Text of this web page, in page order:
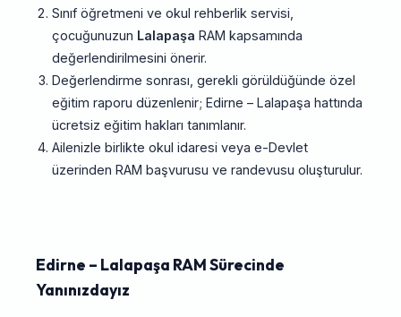
Sınıf öğretmeni ve okul rehberlik servisi,
çocuğunuzun Lalapaşa RAM kapsamında
değerlendirilmesini önerir.
Değerlendirme sonrası, gerekli görüldüğünde özel
eğitim raporu düzenlenir; Edirne – Lalapaşa hattında
ücretsiz eğitim hakları tanımlanır.
Ailenizle birlikte okul idaresi veya e-Devlet
üzerinden RAM başvurusu ve randevusu oluşturulur.
Edirne – Lalapaşa RAM Sürecinde
Yanınızdayız